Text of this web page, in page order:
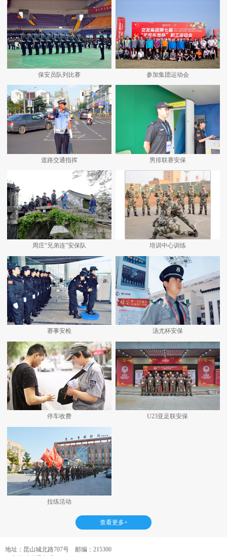
保安员队列比赛 参加集团运动会
道路交通指挥 男排联赛安保
周庄“兄弟连”安保队 培训中心训练
赛事安检 汤尤杯安保
停车收费 U23亚足联安保
拉练活动
查看更多+
地址：昆山城北路707号 邮编：215300